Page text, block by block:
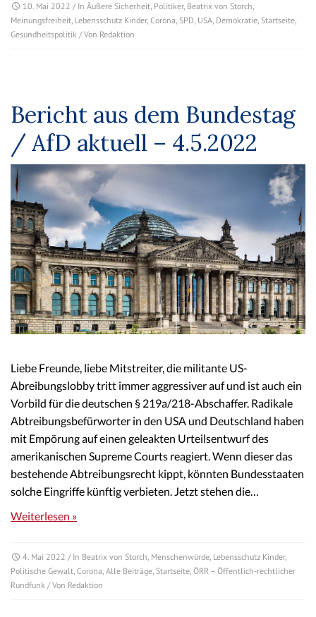
10. Mai 2022 / In Äußere Sicherheit, Politiker, Beatrix von Storch,
Meinungsfreiheit, Lebensschutz Kinder, Corona, SPD, USA, Demokratie, Startseite,
Gesundheitspolitik / Von Redaktion
Bericht aus dem Bundestag
/ AfD aktuell – 4.5.2022
Liebe Freunde, liebe Mitstreiter, die militante US-
Abreibungslobby tritt immer aggressiver auf und ist auch ein
Vorbild für die deutschen § 219a/218-Abschaffer. Radikale
Abtreibungsbefürworter in den USA und Deutschland haben
mit Empörung auf einen geleakten Urteilsentwurf des
amerikanischen Supreme Courts reagiert. Wenn dieser das
bestehende Abtreibungsrecht kippt, könnten Bundesstaaten
solche Eingriffe künftig verbieten. Jetzt stehen die…
Weiterlesen »
4. Mai 2022 / In Beatrix von Storch, Menschenwürde, Lebensschutz Kinder,
Politische Gewalt, Corona, Alle Beiträge, Startseite, ÖRR – Öffentlich-rechtlicher
Rundfunk / Von Redaktion